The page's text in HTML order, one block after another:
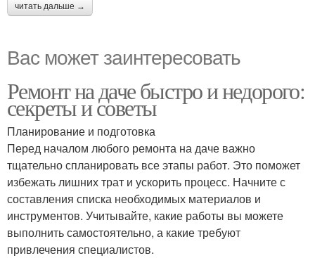
читать дальше →
Вас может заинтересовать
Ремонт на даче быстро и недорого:
секреты и советы
Планирование и подготовка
Перед началом любого ремонта на даче важно
тщательно спланировать все этапы работ. Это поможет
избежать лишних трат и ускорить процесс. Начните с
составления списка необходимых материалов и
инструментов. Учитывайте, какие работы вы можете
выполнить самостоятельно, а какие требуют
привлечения специалистов.